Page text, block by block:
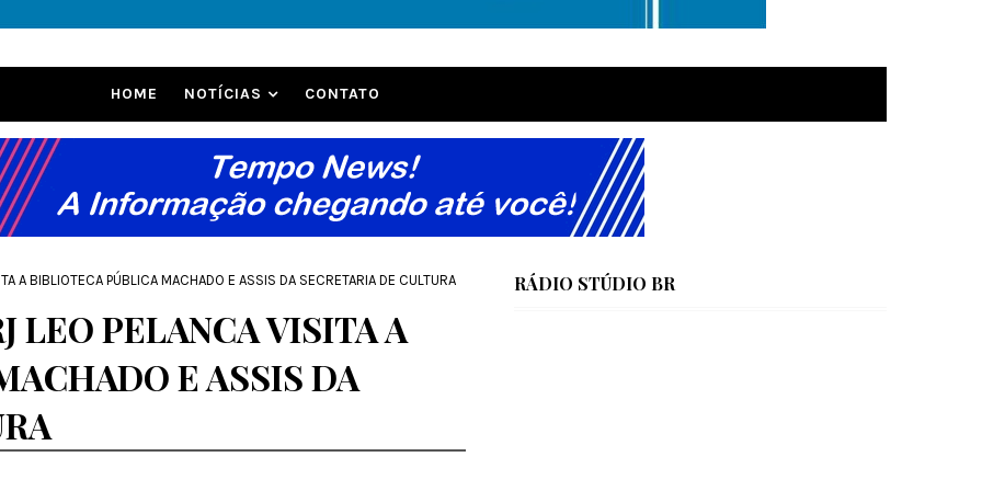
HOME NOTÍCIAS CONTATO
A BIBLIOTECA PÚBLICA MACHADO E ASSIS DA SECRETARIA DE CULTURA
LEO PELANCA VISITA A
E ASSIS DA
RÁDIO STÚDIO BR